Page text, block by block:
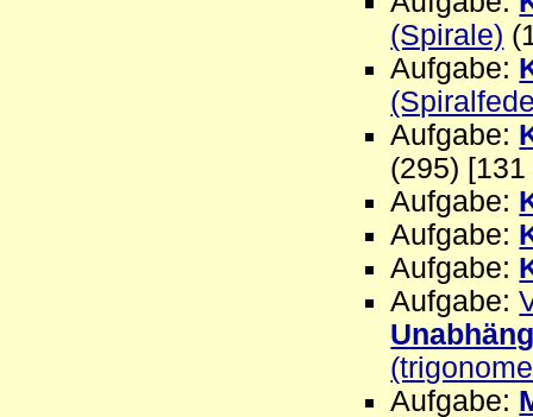
(Spirale)
Aufgabe:
Aufgabe:
(295)
Aufgabe:
Aufgabe:
Aufgabe:
Aufgabe:
Aufgabe: